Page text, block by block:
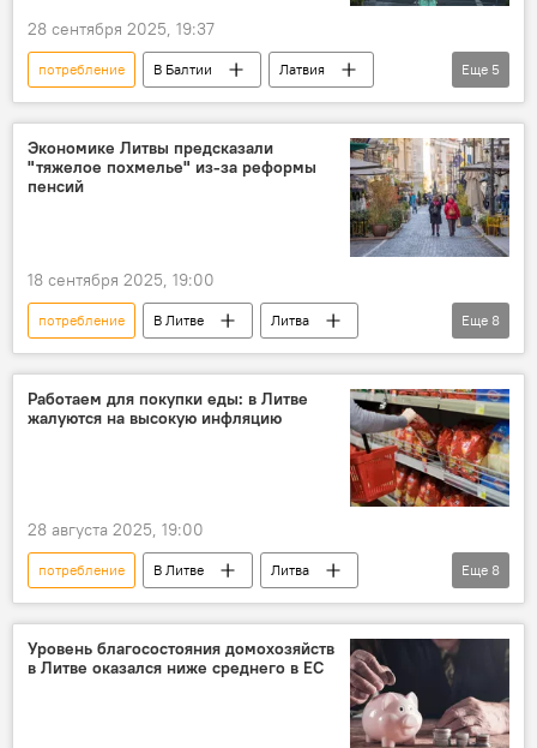
28 сентября 2025, 19:37
потребление В Балтии
Латвия
Политика
Общество
экономика
Экономика
финансы
Еще 5
Экономике Литвы предсказали
"тяжелое похмелье" из-за реформы
пенсий
18 сентября 2025, 19:00
потребление В Литве
Литва
Экономика
экономика
финансы
пенсии
пенсионная система
пенсионный фонд
Еще 8
Работаем для покупки еды: в Литве
жалуются на высокую инфляцию
28 августа 2025, 19:00
потребление В Литве
Литва
Экономика
финансы
инфляция
рост цен
Общество
цены
продукты питания
цены на продовольствие
Еще 8
Уровень благосостояния домохозяйств
в Литве оказался ниже среднего в ЕС